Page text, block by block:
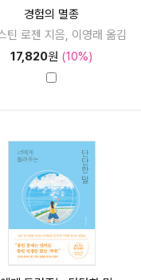
경험의 멸종
틴 로젠 지음, 이영래 옮김
17,820원 (10%)